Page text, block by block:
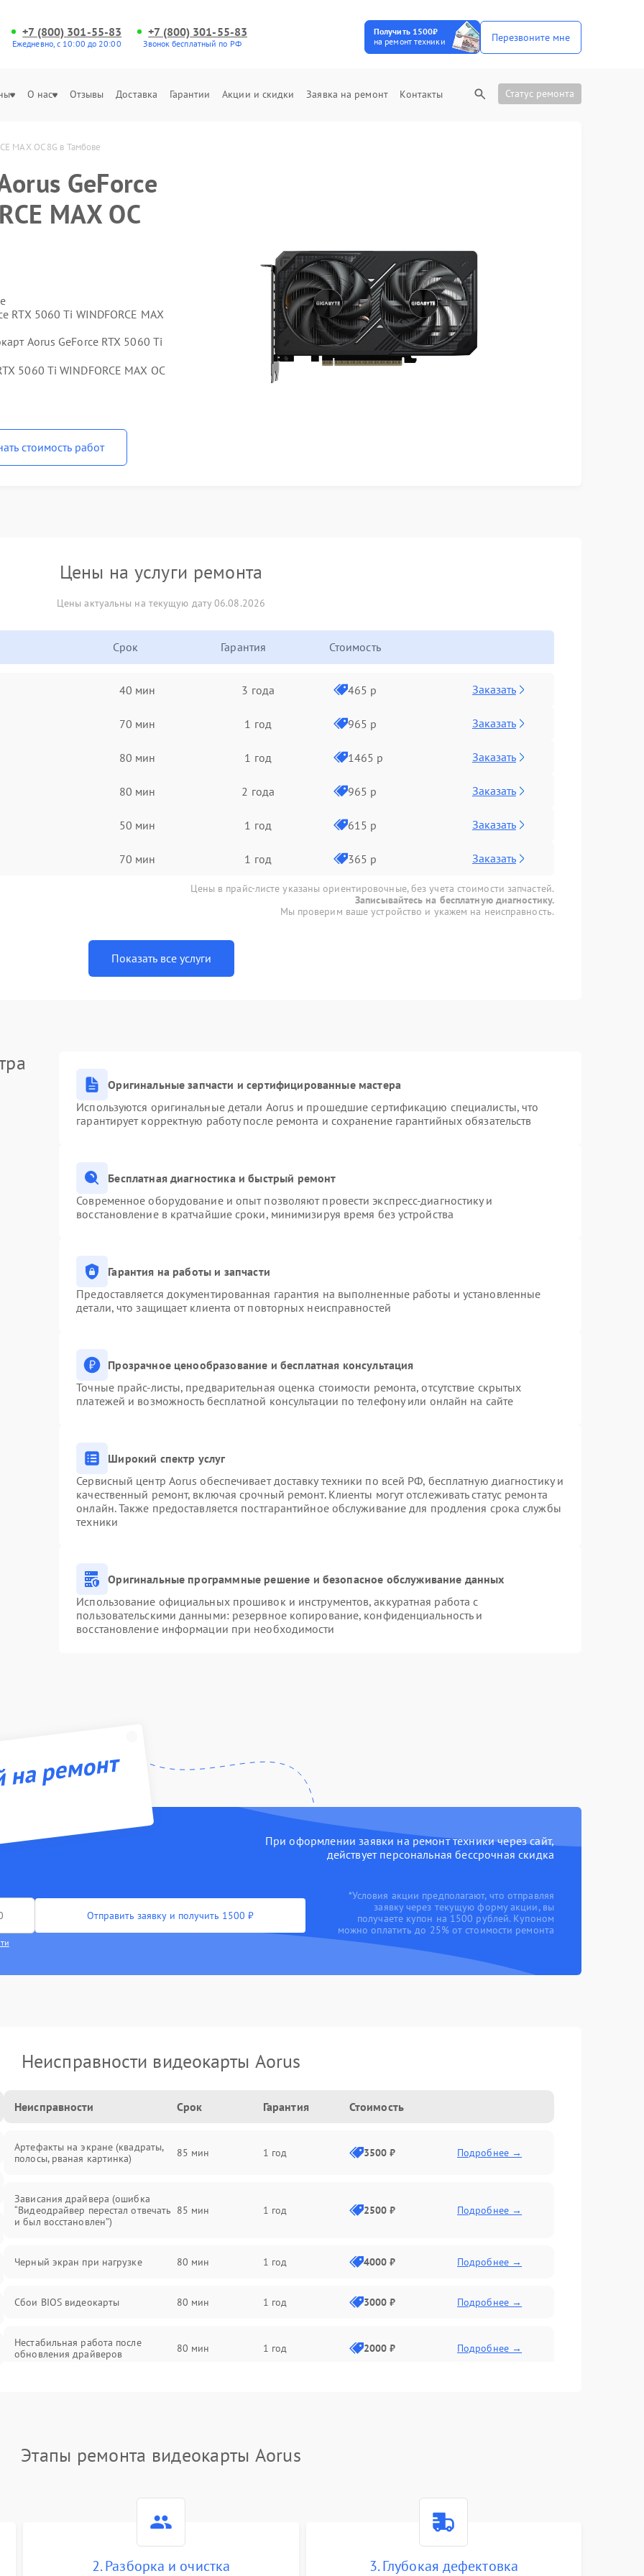
+7 (800) 301-55-83
Ежедневно, с 10:00 до 20:00
+7 (800) 301-55-83
Звонок бесплатный по РФ
Получить 1500₽
на ремонт техники
Перезвоните мне
О нас Отзывы Доставка Гарантии Акции и скидки Заявка на ремонт Контакты Статус ремонта
MAX OC 8G в Тамбове
GeForce
MAX OC
RTX 5060 Ti WINDFORCE MAX
Aorus GeForce RTX 5060 Ti
5060 Ti WINDFORCE MAX OC
стоимость работ
Цены на услуги ремонта
Цены актуальны на текущую дату 06.08.2026
Срок Гарантия Стоимость
40 мин 3 года 465 р Заказать
70 мин 1 год 965 р Заказать
80 мин 1 год 1465 р Заказать
80 мин 2 года 965 р Заказать
50 мин 1 год 615 р Заказать
70 мин 1 год 365 р Заказать
Цены в прайс-листе указаны ориентировочные, без учета стоимости запчастей.
Записывайтесь на бесплатную диагностику.
Мы проверим ваше устройство и укажем на неисправность.
Показать все услуги
Оригинальные запчасти и сертифицированные мастера
Используются оригинальные детали Aorus и прошедшие сертификацию специалисты, что
гарантирует корректную работу после ремонта и сохранение гарантийных обязательств
Бесплатная диагностика и быстрый ремонт
Современное оборудование и опыт позволяют провести экспресс-диагностику и
восстановление в кратчайшие сроки, минимизируя время без устройства
Гарантия на работы и запчасти
Предоставляется документированная гарантия на выполненные работы и установленные
детали, что защищает клиента от повторных неисправностей
Прозрачное ценообразование и бесплатная консультация
Точные прайс-листы, предварительная оценка стоимости ремонта, отсутствие скрытых
платежей и возможность бесплатной консультации по телефону или онлайн на сайте
Широкий спектр услуг
Сервисный центр Aorus обеспечивает доставку техники по всей РФ, бесплатную диагностику и
качественный ремонт, включая срочный ремонт. Клиенты могут отслеживать статус ремонта
онлайн. Также предоставляется постгарантийное обслуживание для продления срока службы
техники
Оригинальные программные решение и безопасное обслуживание данных
Использование официальных прошивок и инструментов, аккуратная работа с
пользовательскими данными: резервное копирование, конфиденциальность и
восстановление информации при необходимости
ремонт
При оформлении заявки на ремонт техники через сайт,
действует персональная бессрочная скидка
Отправить заявку и получить 1500 ₽
*Условия акции предполагают, что отправляя
заявку через текущую форму акции, вы
получаете купон на 1500 рублей. Купоном
можно оплатить до 25% от стоимости ремонта
Неисправности видеокарты Aorus
Неисправности Срок Гарантия Стоимость
Артефакты на экране (квадраты,
полосы, рваная картинка)
85 мин 1 год 3500 ₽ Подробнее →
Зависания драйвера (ошибка
“Видеодрайвер перестал отвечать
и был восстановлен”)
85 мин 1 год 2500 ₽ Подробнее →
Черный экран при нагрузке 80 мин 1 год 4000 ₽ Подробнее →
Сбои BIOS видеокарты 80 мин 1 год 3000 ₽ Подробнее →
Нестабильная работа после
обновления драйверов
80 мин 1 год 2000 ₽ Подробнее →
Этапы ремонта видеокарты Aorus
2. Разборка и очистка 3. Глубокая дефектовка